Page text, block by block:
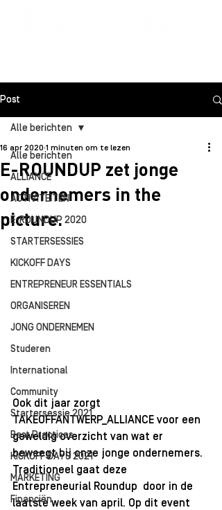
Post
Alle berichten
ALLIANCE
ACTIVITEITEN
E-ROUNDUP 2020
STARTERSESSIES
KICKOFF DAYS
ENTREPRENEUR ESSENTIALS
ORGANISEREN
JONG ONDERNEMEN
Studeren
International
Community
Startersessie 2021
Best Practices
KICKOFF DAYS 2021
MARKETING
Financiën
Alle berichten
E-ROUNDUP zet jonge
ondernemers in the
picture.
16 apr 2020 1 minuten om te lezen
Ook dit jaar zorgt
TAKEOFFANTWERP_ALLIANCE voor een
geweldig overzicht van wat er
beweegt bij onze jonge ondernemers.
Traditioneel gaat deze
Entrepreneurial Roundup  door in de
laatste week van april. Op dit event